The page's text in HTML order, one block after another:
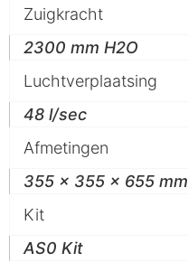
Zuigkracht
2300 mm H2O
Luchtverplaatsing
48 l/sec
Afmetingen
355 x 355 x 655 mm
Kit
AS0 Kit